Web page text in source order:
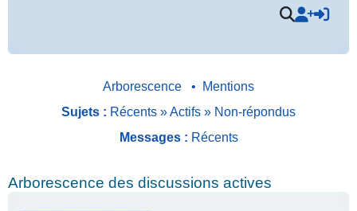
Arborescence •
Mentions
Sujets : Récents »Actifs » Non-répondus
Messages : Récents
Arborescence des discussions actives